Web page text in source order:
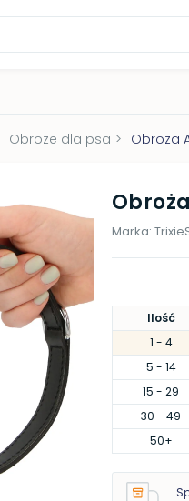
Obroże dla psa > Obroża
Marka: Trixie
Ilość
1 - 4
5 - 14
15 - 29
30 - 49
50+